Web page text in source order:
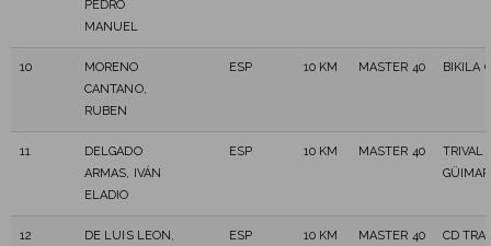
PEDRO
MANUEL
10
MORENO
CANTANO,
RUBEN
ESP 10 KM MASTER 40 BIKILA
11
DELGADO
ARMAS, IVÁN
ELADIO
ESP 10 KM MASTER 40
GÜIMAR
12
DE LUIS LEON,
ESP 10 KM MASTER 40 CD